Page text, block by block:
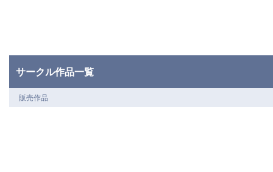
サークル作品一覧
販売作品